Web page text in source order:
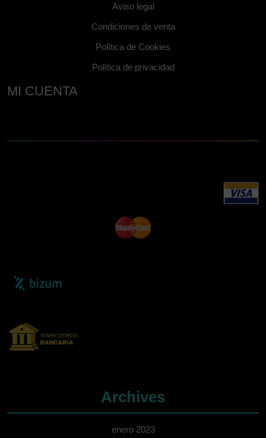
Aviso legal
Condiciones de venta
Política de Cookies
Política de privacidad
MI CUENTA
Archives
enero 2023